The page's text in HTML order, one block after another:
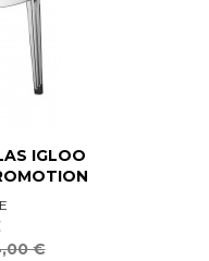
IGLOO
€